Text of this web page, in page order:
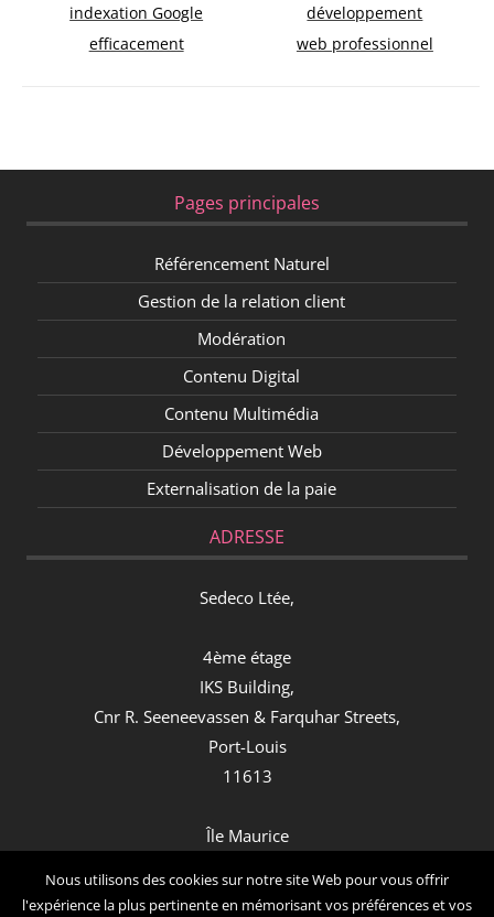
développement
web professionnel
indexation Google
efficacement
Pages principales
Référencement Naturel
Gestion de la relation client
Modération
Contenu Digital
Contenu Multimédia
Développement Web
Externalisation de la paie
ADRESSE
Sedeco Ltée,
4ème étage
IKS Building,
Cnr R. Seeneevassen & Farquhar Streets,
Port-Louis
11613
Île Maurice
Contact
Nous utilisons des cookies sur notre site Web pour vous offrir
l'expérience la plus pertinente en mémorisant vos préférences et vos